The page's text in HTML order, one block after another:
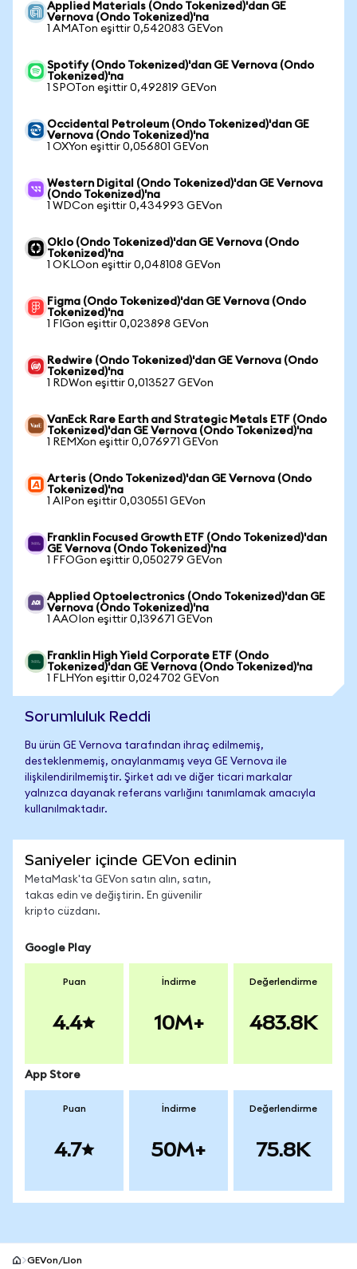
Applied Materials (Ondo Tokenized)'dan GE
Vernova (Ondo Tokenized)'na
1 AMATon eşittir 0,542083 GEVon
Spotify (Ondo Tokenized)'dan GE Vernova (Ondo
Tokenized)'na
1 SPOTon eşittir 0,492819 GEVon
Occidental Petroleum (Ondo Tokenized)'dan GE
Vernova (Ondo Tokenized)'na
1 OXYon eşittir 0,056801 GEVon
Western Digital (Ondo Tokenized)'dan GE Vernova
(Ondo Tokenized)'na
1 WDCon eşittir 0,434993 GEVon
Oklo (Ondo Tokenized)'dan GE Vernova (Ondo
Tokenized)'na
1 OKLOon eşittir 0,048108 GEVon
Figma (Ondo Tokenized)'dan GE Vernova (Ondo
Tokenized)'na
1 FIGon eşittir 0,023898 GEVon
Redwire (Ondo Tokenized)'dan GE Vernova (Ondo
Tokenized)'na
1 RDWon eşittir 0,013527 GEVon
VanEck Rare Earth and Strategic Metals ETF (Ondo
Tokenized)'dan GE Vernova (Ondo Tokenized)'na
1 REMXon eşittir 0,076971 GEVon
Arteris (Ondo Tokenized)'dan GE Vernova (Ondo
Tokenized)'na
1 AIPon eşittir 0,030551 GEVon
Franklin Focused Growth ETF (Ondo Tokenized)'dan
GE Vernova (Ondo Tokenized)'na
1 FFOGon eşittir 0,050279 GEVon
Applied Optoelectronics (Ondo Tokenized)'dan GE
Vernova (Ondo Tokenized)'na
1 AAOIon eşittir 0,139671 GEVon
Franklin High Yield Corporate ETF (Ondo
Tokenized)'dan GE Vernova (Ondo Tokenized)'na
1 FLHYon eşittir 0,024702 GEVon
Sorumluluk Reddi
Bu ürün GE Vernova tarafından ihraç edilmemiş,
desteklenmemiş, onaylanmamış veya GE Vernova ile
ilişkilendirilmemiştir. Şirket adı ve diğer ticari markalar
yalnızca dayanak referans varlığını tanımlamak amacıyla
kullanılmaktadır.
Saniyeler içinde GEVon edinin
MetaMask'ta GEVon satın alın, satın,
takas edin ve değiştirin. En güvenilir
kripto cüzdanı.
Google Play
Puan
4.4
İndirme
10M+
Değerlendirme
483.8K
App Store
Puan
4.7
İndirme
50M+
Değerlendirme
75.8K
GEVon/LIon